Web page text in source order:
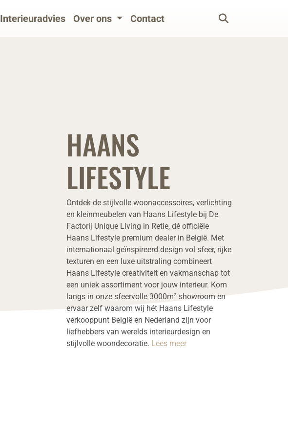
Interieuradvies Over ons Contact
HAANS
LIFESTYLE
Ontdek de stijlvolle woonaccessoires, verlichting
en kleinmeubelen van Haans Lifestyle bij De
Factorij Unique Living in Retie, dé officiële
Haans Lifestyle premium dealer in België. Met
internationaal geïnspireerd design vol sfeer, rijke
texturen en een luxe uitstraling combineert
Haans Lifestyle creativiteit en vakmanschap tot
een uniek assortiment voor jouw interieur. Kom
langs in onze sfeervolle 3000m² showroom en
ervaar zelf waarom wij hét Haans Lifestyle
verkooppunt België en Nederland zijn voor
liefhebbers van werelds interieurdesign en
stijlvolle woondecoratie. Lees meer